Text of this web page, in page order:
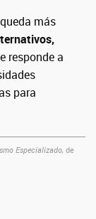
más
responde a
para
Especializado, de